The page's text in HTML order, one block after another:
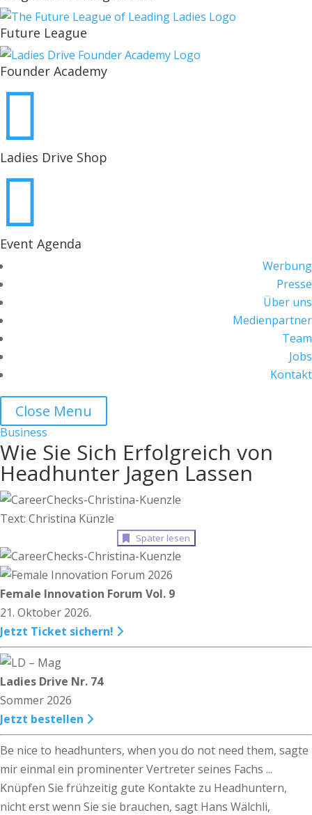
Future League
Founder Academy

Ladies Drive Shop

Event Agenda
Werbung
Presse
Über uns
Medienpartner
Team
Jobs
Kontakt
Close Menu
Business
Wie Sie Sich Erfolgreich von
Headhunter Jagen Lassen
Text: Christina Künzle
Später lesen
Female Innovation Forum Vol. 9
21. Oktober 2026.
Jetzt Ticket sichern!
Ladies Drive Nr. 74
Sommer 2026
Jetzt bestellen
Be nice to headhunters, when you do not need them, sagte
mir einmal ein prominenter Vertreter seines Fachs ...
Knüpfen Sie frühzeitig gute Kontakte zu Headhuntern,
nicht erst wenn Sie sie brauchen, sagt Hans Wälchli,